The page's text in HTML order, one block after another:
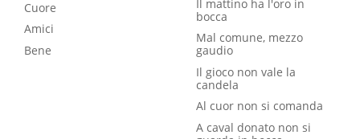
Cuore
Amici
Bene
Il mattino ha l'oro in
bocca
Mal comune, mezzo
gaudio
Il gioco non vale la
candela
Al cuor non si comanda
A caval donato non si